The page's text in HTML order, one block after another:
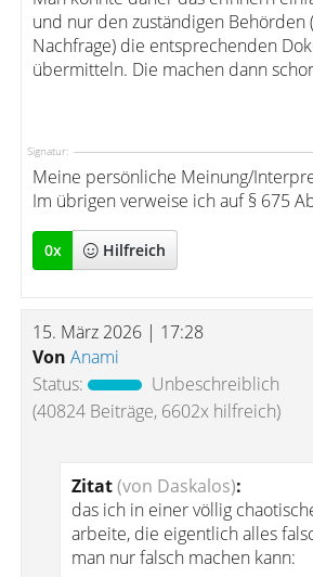
und nur den zuständigen Behörden
Nachfrage) die entsprechenden
übermitteln. Die machen dann
Signatur:
Meine persönliche Meinung/
Im übrigen verweise ich auf § 675
0x Hilfreich
15. März 2026 | 17:28
Von Anami
Status:
Unbeschreiblich
(40824 Beiträge, 6602x hilfreich)
Zitat(von Daskalos):
das ich in einer völlig
arbeite, die eigentlich alles
man nur falsch machen kann: